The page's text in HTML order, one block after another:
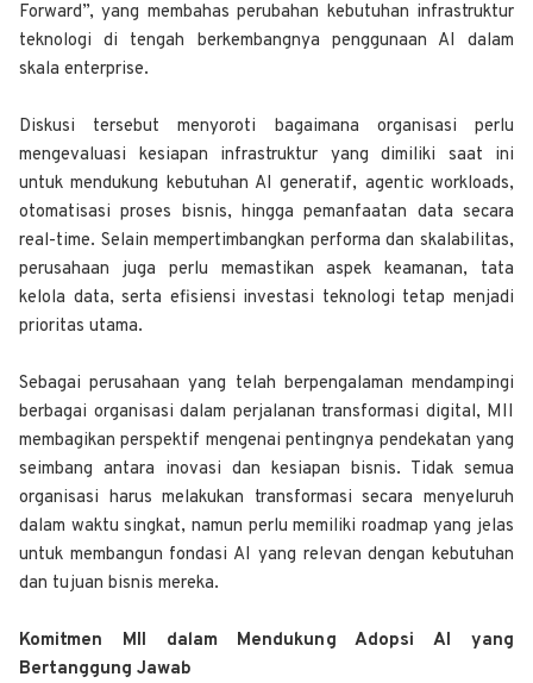
Forward”, yang membahas perubahan kebutuhan infrastruktur
teknologi di tengah berkembangnya penggunaan AI dalam
skala enterprise.
Diskusi tersebut menyoroti bagaimana organisasi perlu
mengevaluasi kesiapan infrastruktur yang dimiliki saat ini
untuk mendukung kebutuhan AI generatif, agentic workloads,
otomatisasi proses bisnis, hingga pemanfaatan data secara
real-time. Selain mempertimbangkan performa dan skalabilitas,
perusahaan juga perlu memastikan aspek keamanan, tata
kelola data, serta efisiensi investasi teknologi tetap menjadi
prioritas utama.
Sebagai perusahaan yang telah berpengalaman mendampingi
berbagai organisasi dalam perjalanan transformasi digital, MII
membagikan perspektif mengenai pentingnya pendekatan yang
seimbang antara inovasi dan kesiapan bisnis. Tidak semua
organisasi harus melakukan transformasi secara menyeluruh
dalam waktu singkat, namun perlu memiliki roadmap yang jelas
untuk membangun fondasi AI yang relevan dengan kebutuhan
dan tujuan bisnis mereka.
Komitmen MII dalam Mendukung Adopsi AI yang
Bertanggung Jawab